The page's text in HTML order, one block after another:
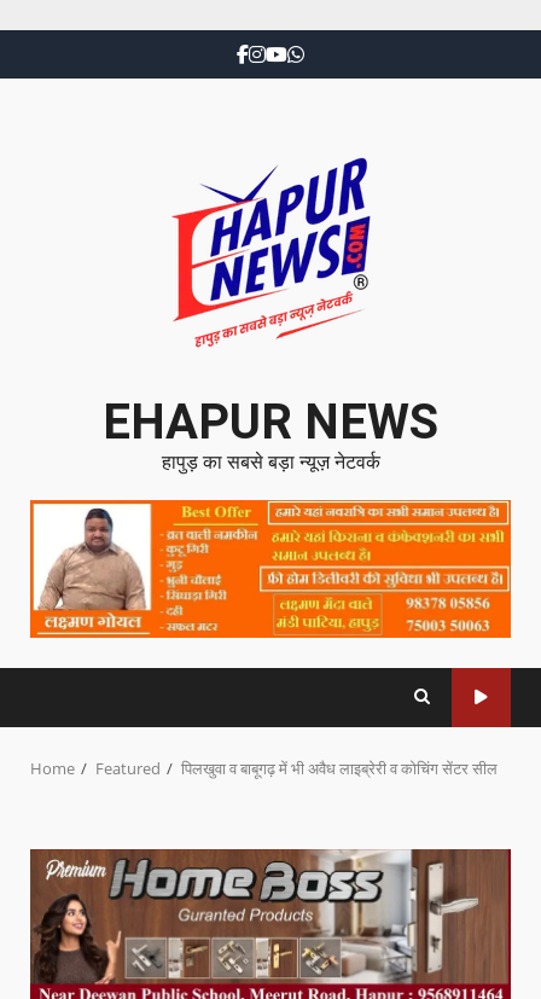
EHAPUR NEWS
हापुड़ का सबसे बड़ा न्यूज़ नेटवर्क
Home Featured पिलखुवा व बाबूगढ़ में भी अवैध लाइब्रेरी व कोचिंग सेंटर सील